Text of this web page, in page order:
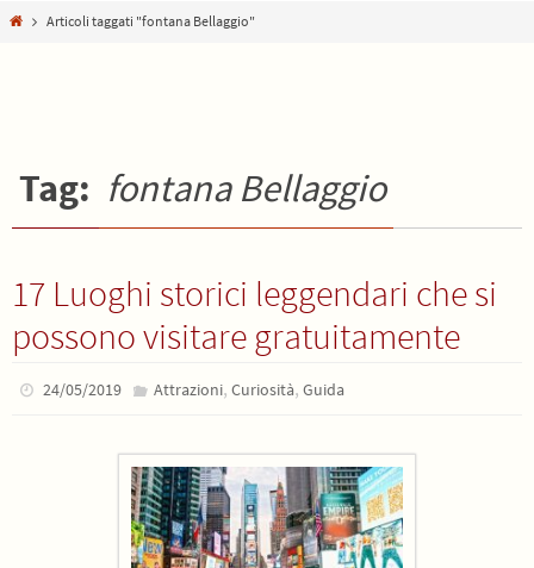
HomeArticoli taggati "fontana Bellaggio"
Tag: fontana Bellaggio
17 Luoghi storici leggendari che si
possono visitare gratuitamente
24/05/2019 Attrazioni, Curiosità, Guida